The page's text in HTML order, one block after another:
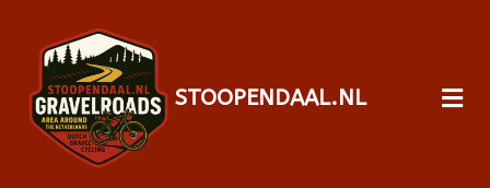
STOOPENDAAL.NL